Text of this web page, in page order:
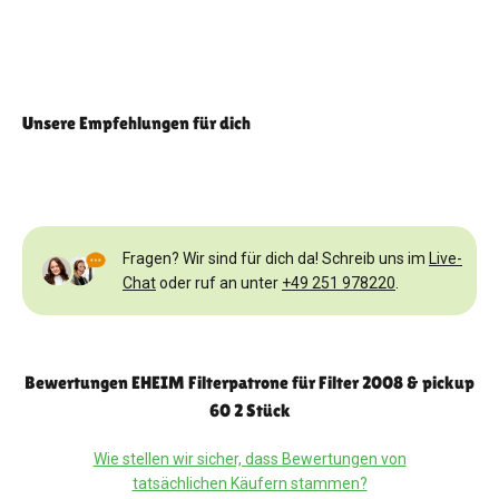
Unsere Empfehlungen für dich
Fragen? Wir sind für dich da! Schreib uns im Live-
Chatoder ruf an unter +49 251 978220
Bewertungen EHEIM Filterpatrone für Filter 2008 & pickup
60 2 Stück
Wie stellen wir sicher, dass Bewertungen von
tatsächlichen Käufern stammen?